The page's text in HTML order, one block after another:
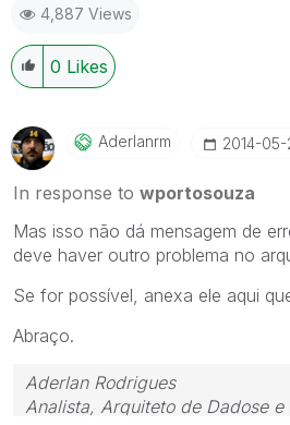
4,887 Views
0 Likes
Aderlanrm ‎2014-05-
In response to wportosouza
Mas isso não dá mensagem de
deve haver outro problema no
Se for possível, anexa ele aqui
Abraço.
Aderlan Rodrigues
Analista, Arquiteto de Dadose